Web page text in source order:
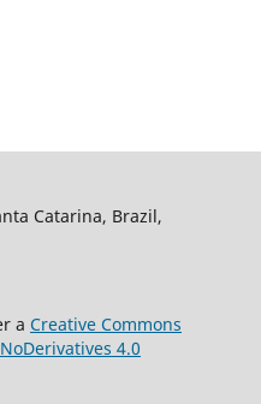
Catarina, Brazil,
a Creative Commons
4.0